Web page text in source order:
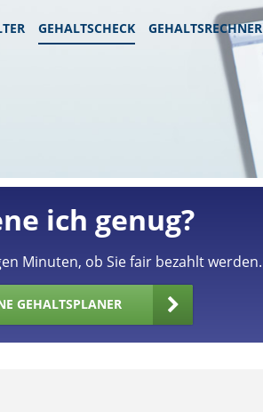
GEHALTSCHECK GEHALTSRECHNER
ich genug?
Minuten, ob Sie fair bezahlt werden.
GEHALTSPLANER